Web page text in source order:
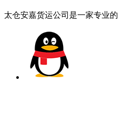
太仓安嘉货运公司是一家专业的